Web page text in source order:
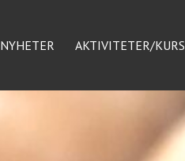
NYHETER AKTIVITETER/KURS